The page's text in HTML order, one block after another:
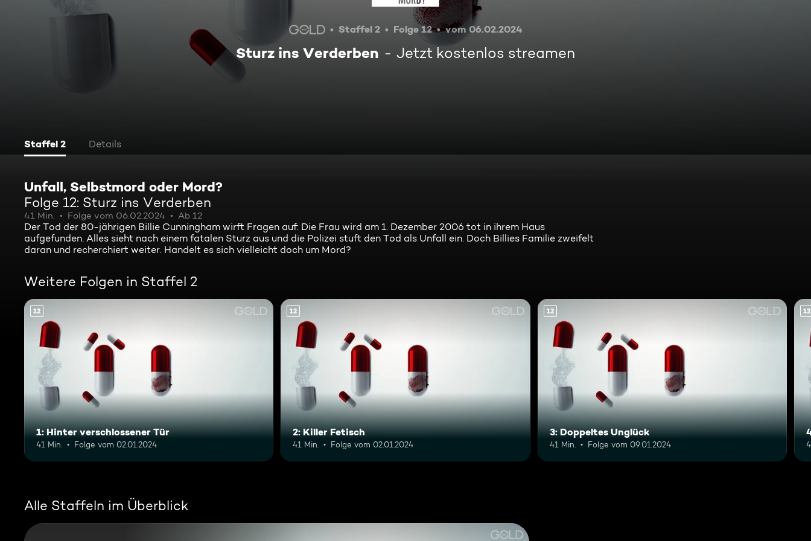
Staffel 2 Folge 12 vom 06.02.2024
Sturz ins Verderben Jetzt kostenlos streamen
Staffel 2 Details
Unfall, Selbstmord oder Mord?
Folge 12: Sturz ins Verderben
41 Min. Folge vom 06.02.2024 Ab 12
Der Tod der 80-jährigen Billie Cunningham wirft Fragen auf: Die Frau wird am 1. Dezember 2006 tot in ihrem Haus
aufgefunden. Alles sieht nach einem fatalen Sturz aus und die Polizei stuft den Tod als Unfall ein. Doch Billies Familie zweifelt
daran und recherchiert weiter. Handelt es sich vielleicht doch um Mord?
Weitere Folgen in Staffel 2
12
1: Hinter verschlossener Tür
41 Min. Folge vom 02.01.2024
12
2: Killer Fetisch
41 Min. Folge vom 02.01.2024
12
3: Doppeltes Unglück
41 Min. Folge vom 09.01.2024
12
Alle Staffeln im Überblick